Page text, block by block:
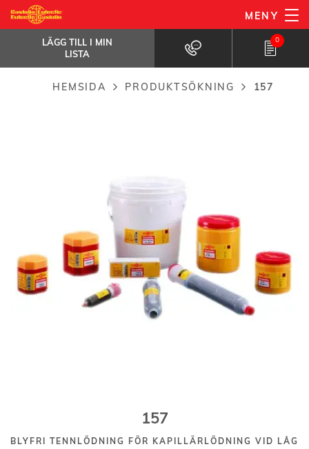
Hoppa
till
huvudinnehåll
MENY
LÄGG TILL I MIN
LISTA
0
157
LÄGG TILL I MIN LISTA
HEMSIDA PRODUKTSÖKNING 157
157
BLYFRI TENNLÖDNING FÖR KAPILLÄRLÖDNING VID LÅG